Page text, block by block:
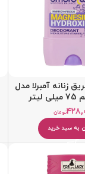
زنانه آمبرلا مدل
تومان
به سبد خرید